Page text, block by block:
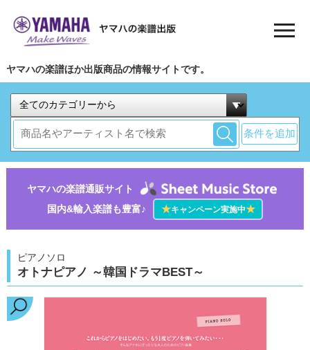
ヤマハの楽譜ほか出版商品の情報サイトです。
条件を追加
ヤマハの楽譜通販サイト
国内&輸入楽譜も豊富♪
★キャンペーン実施中★
ピアノソロ
オトナピアノ ～韓国ドラマBEST～